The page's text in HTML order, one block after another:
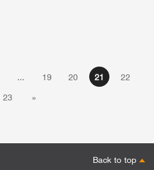
19 20 21 22
23 »
Back to top